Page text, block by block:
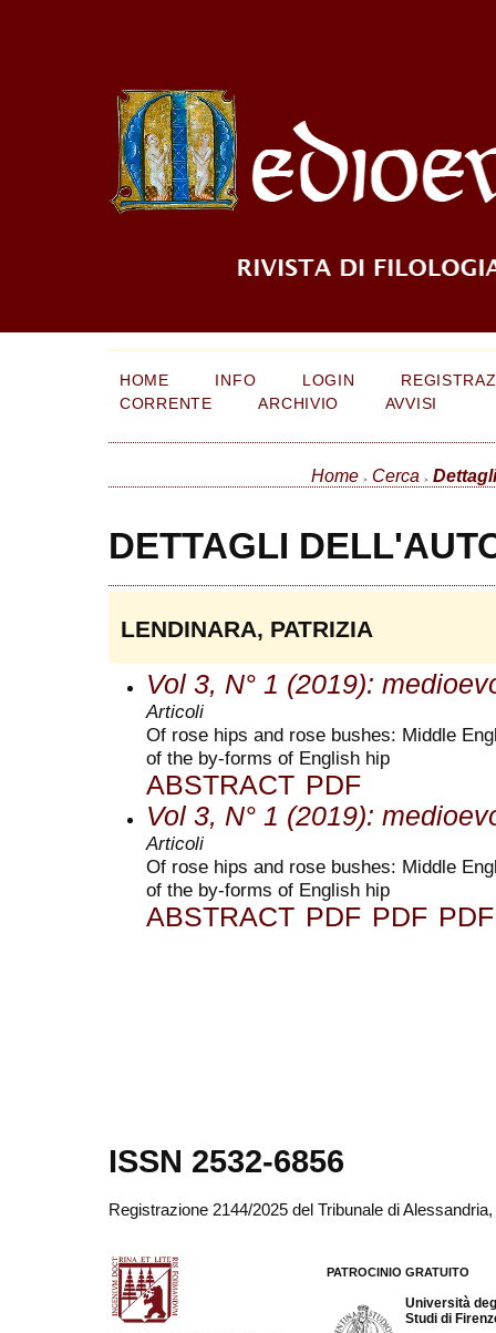
HOME INFO LOGIN
CORRENTE
ARCHIVIO AVVISI
Home > Cerca >
DETTAGLI
LENDINARA, PATRIZIA
Vol 3, N° 1 (2019):
Articoli
Of rose hips and rose bushes: Middle
of the by-forms of English hip
ABSTRACT PDF
Vol 3, N° 1 (2019):
Articoli
Of rose hips and rose bushes: Middle
of the by-forms of English hip
ABSTRACT PDF PDF PDF
ISSN 2532-6856
Registrazione 2144/2025 del Tribunale di
PATROCINIO GRATUITO
Università
Studi di